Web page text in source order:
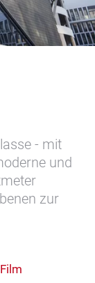
- mit
und
zur
Film